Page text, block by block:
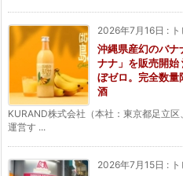
2026年7月16日 :
沖縄県産幻のバナ
ナナ」を販売開始
ぼゼロ。完全数量
酒
KURAND株式会社（本社：東京都足立
運営す ...
2026年7月15日 :